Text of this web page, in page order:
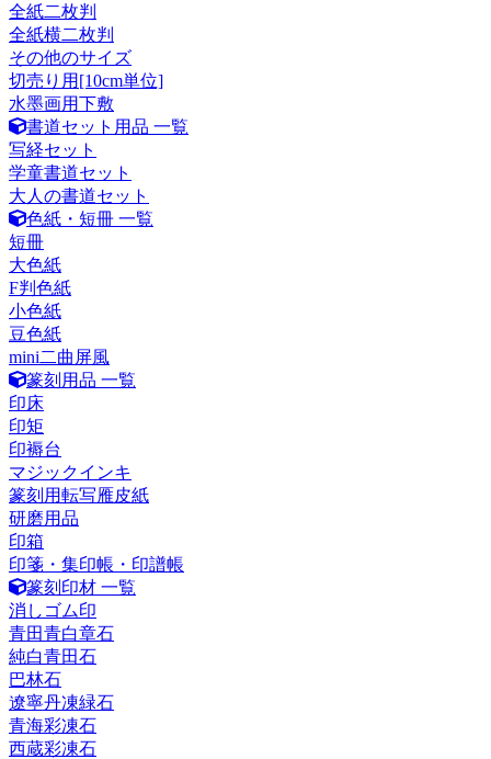
全紙二枚判
全紙横二枚判
その他のサイズ
切売り用[10cm単位]
水墨画用下敷
書道セット用品 一覧
写経セット
学童書道セット
大人の書道セット
色紙・短冊 一覧
短冊
大色紙
F判色紙
小色紙
豆色紙
mini二曲屏風
篆刻用品 一覧
印床
印矩
印褥台
マジックインキ
篆刻用転写雁皮紙
研磨用品
印箱
印箋・集印帳・印譜帳
篆刻印材 一覧
消しゴム印
青田青白章石
純白青田石
巴林石
遼寧丹凍緑石
青海彩凍石
西蔵彩凍石